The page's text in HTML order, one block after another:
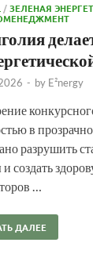
/ЗЕЛЕНАЯ
- by E²nergy
в
разрушить
создать
…
ДАЛЕЕ